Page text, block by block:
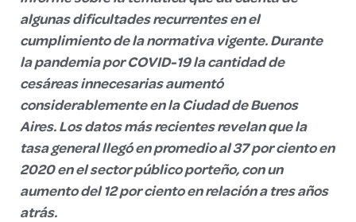
algunas dificultades recurrentes en el
cumplimiento de la normativa vigente. Durante
la pandemia por COVID-19 la cantidad de
cesáreas innecesarias aumentó
considerablemente en la Ciudad de Buenos
Aires. Los datos más recientes revelan que la
tasa general llegó en promedio al 37 por ciento en
2020 en el sector público porteño, con un
aumento del 12 por ciento en relación a tres años
atrás.